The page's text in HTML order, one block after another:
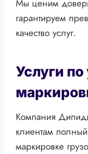
Мы ценим
гарантируем
качество услуг.
Услуги по
Компания
клиентам полный
маркировке